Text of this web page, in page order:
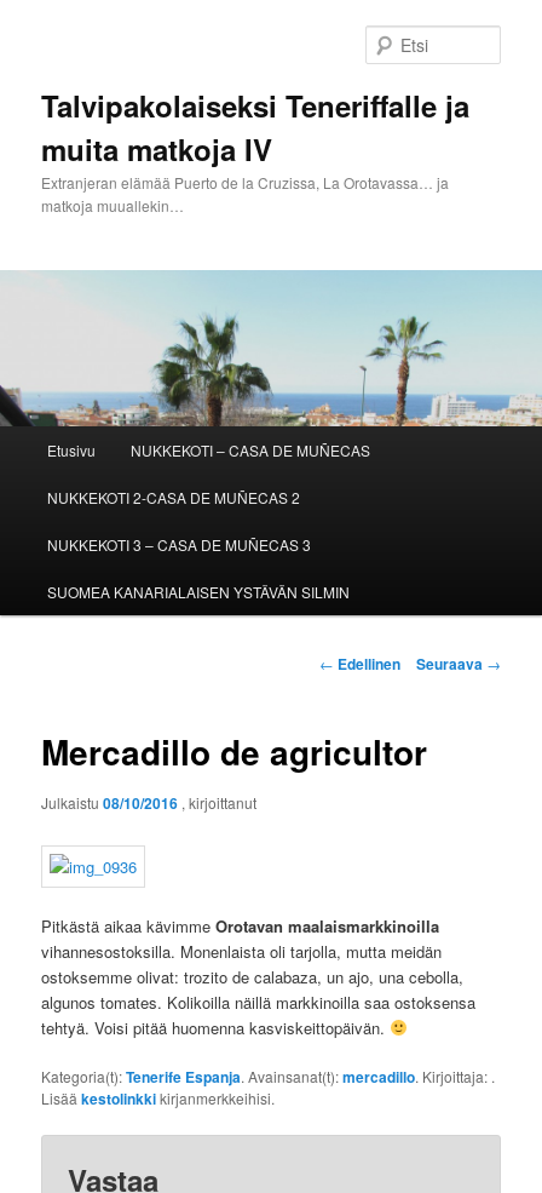
Talvipakolaiseksi Teneriffalle ja
muita matkoja IV
Extranjeran elämää Puerto de la Cruzissa, La Orotavassa… ja
matkoja muuallekin…
Etusivu NUKKEKOTI – CASA DE MUÑECAS
NUKKEKOTI 2-CASA DE MUÑECAS 2
NUKKEKOTI 3 – CASA DE MUÑECAS 3
SUOMEA KANARIALAISEN YSTÄVÄN SILMIN
Artikkelien
← Edellinen Seuraava →
Mercadillo de agricultor
Julkaistu08/10/2016 , kirjoittanut
Pitkästä aikaa kävimmeOrotavan maalaismarkkinoilla
vihannesostoksilla. Monenlaista oli tarjolla, mutta meidän
ostoksemme olivat: trozito de calabaza, un ajo, una cebolla,
algunos tomates. Kolikoilla näillä markkinoilla saa ostoksensa
tehtyä. Voisi pitää huomenna kasviskeittopäivän.
Kategoria(t):Tenerife Espanja. Avainsanat(t):mercadillo. Kirjoittaja: .
Lisääkestolinkkikirjanmerkkeihisi.
Vastaa